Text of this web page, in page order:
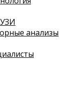
анализы